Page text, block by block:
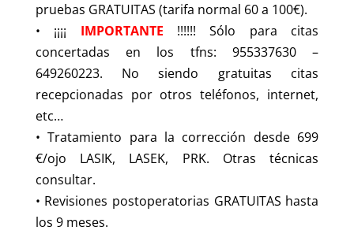
pruebas GRATUITAS (tarifa normal 60 a 100€).
• ¡¡¡¡ IMPORTANTE
!!!!!! Sólo para citas
concertadas en los tfns: 955337630 –
649260223. No siendo gratuitas citas
recepcionadas por otros teléfonos, internet,
etc…
• Tratamiento para la corrección desde 699
€/ojo LASIK, LASEK, PRK. Otras técnicas
consultar.
• Revisiones postoperatorias GRATUITAS hasta
los 9 meses.